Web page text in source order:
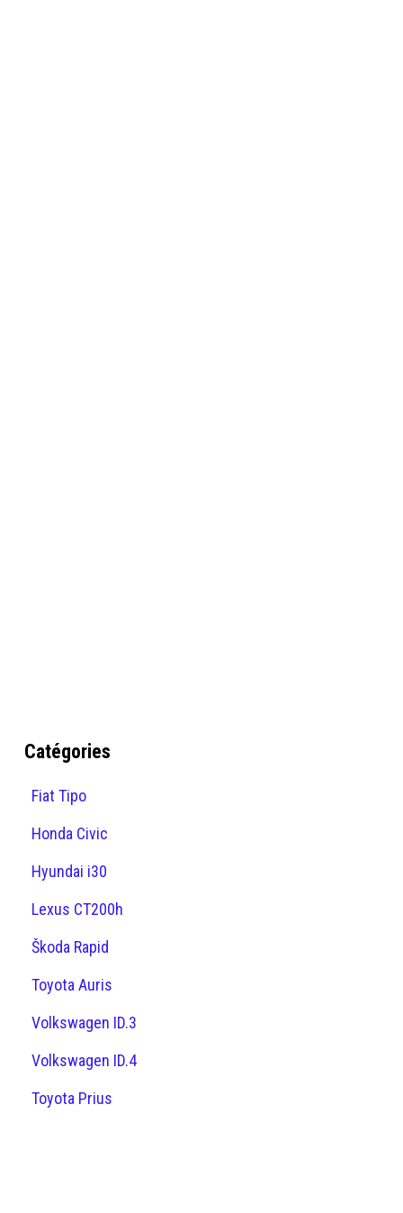
Catégories
Fiat Tipo
Honda Civic
Hyundai i30
Lexus CT200h
Škoda Rapid
Toyota Auris
Volkswagen ID.3
Volkswagen ID.4
Toyota Prius